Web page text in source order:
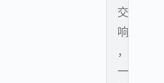
交
响
，
一